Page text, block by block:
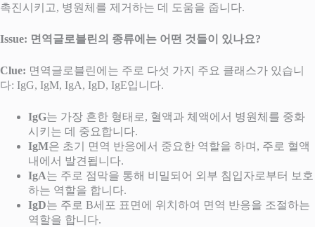
촉진시키고, 병원체를 제거하는 데 도움을 줍니다.
Issue: 면역글로블린의 종류에는 어떤 것들이 있나요?
Clue: 면역글로블린에는 주로 다섯 가지 주요 클래스가 있습니
다: IgG, IgM, IgA, IgD, IgE입니다.
IgG는 가장 흔한 형태로, 혈액과 체액에서 병원체를 중화
시키는 데 중요합니다.
IgM은 초기 면역 반응에서 중요한 역할을 하며, 주로 혈액
내에서 발견됩니다.
IgA는 주로 점막을 통해 비밀되어 외부 침입자로부터 보호
하는 역할을 합니다.
IgD는 주로 B세포 표면에 위치하여 면역 반응을 조절하는
역할을 합니다.